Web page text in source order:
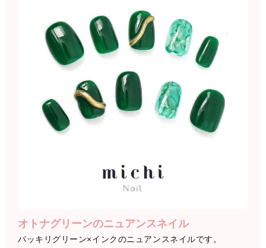
オトナグリーンのニュアンスネイル
パッキリグリーン×インクのニュアンスネイルです。